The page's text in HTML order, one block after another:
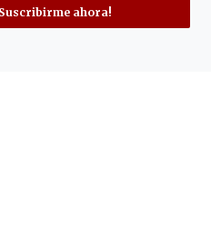
ahora!